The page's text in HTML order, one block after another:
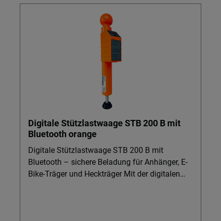
Digitale Stützlastwaage STB 200 B mit
Bluetooth orange
Digitale Stützlastwaage STB 200 B mit
Bluetooth – sichere Beladung für Anhänger, E-
Bike-Träger und Heckträger Mit der digitalen